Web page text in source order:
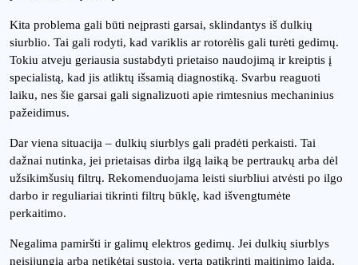
Kita problema gali būti neįprasti garsai, sklindantys iš dulkių
siurblio. Tai gali rodyti, kad variklis ar rotorėlis gali turėti gedimų.
Tokiu atveju geriausia sustabdyti prietaiso naudojimą ir kreiptis į
specialistą, kad jis atliktų išsamią diagnostiką. Svarbu reaguoti
laiku, nes šie garsai gali signalizuoti apie rimtesnius mechaninius
pažeidimus.
Dar viena situacija – dulkių siurblys gali pradėti perkaisti. Tai
dažnai nutinka, jei prietaisas dirba ilgą laiką be pertraukų arba dėl
užsikimšusių filtrų. Rekomenduojama leisti siurbliui atvėsti po ilgo
darbo ir reguliariai tikrinti filtrų būklę, kad išvengtumėte
perkaitimo.
Negalima pamiršti ir galimų elektros gedimų. Jei dulkių siurblys
neįsijungia arba netikėtai sustoja, verta patikrinti maitinimo laidą,